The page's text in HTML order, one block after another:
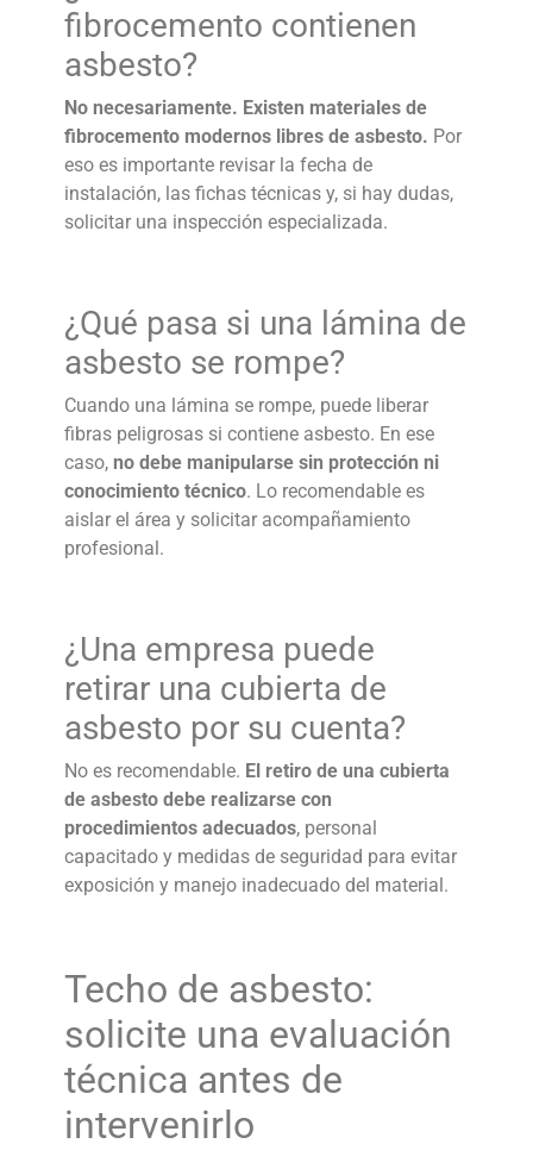
fibrocemento contienen
asbesto?
No necesariamente. Existen materiales de
fibrocemento modernos libres de asbesto. Por
eso es importante revisar la fecha de
instalación, las fichas técnicas y, si hay dudas,
solicitar una inspección especializada.
¿Qué pasa si una lámina de
asbesto se rompe?
Cuando una lámina se rompe, puede liberar
fibras peligrosas si contiene asbesto. En ese
caso, no debe manipularse sin protección ni
conocimiento técnico. Lo recomendable es
aislar el área y solicitar acompañamiento
profesional.
¿Una empresa puede
retirar una cubierta de
asbesto por su cuenta?
No es recomendable. El retiro de una cubierta
de asbesto debe realizarse con
procedimientos adecuados, personal
capacitado y medidas de seguridad para evitar
exposición y manejo inadecuado del material.
Techo de asbesto:
solicite una evaluación
técnica antes de
intervenirlo